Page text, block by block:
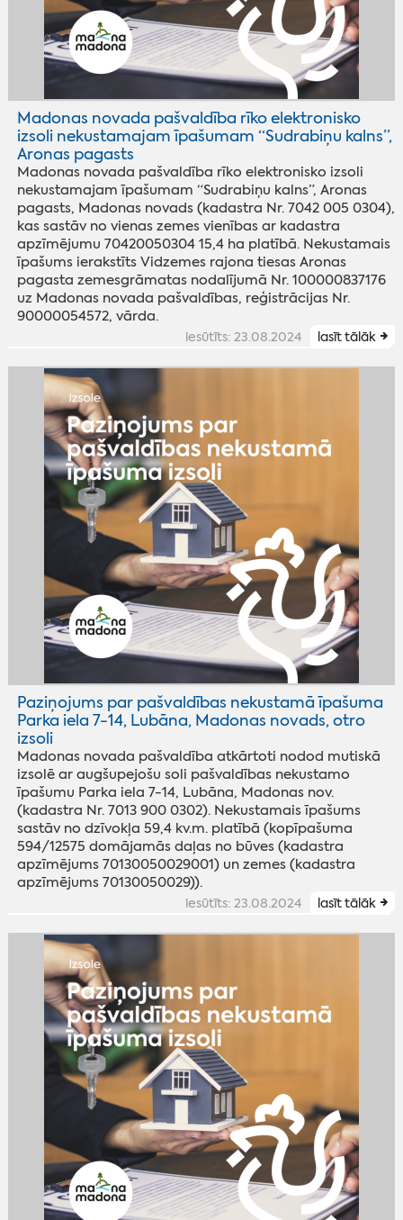
Madonas novada pašvaldība rīko elektronisko
izsoli nekustamajam īpašumam “Sudrabiņu kalns”,
Aronas pagasts
Madonas novada pašvaldība rīko elektronisko izsoli
nekustamajam īpašumam “Sudrabiņu kalns”, Aronas
pagasts, Madonas novads (kadastra Nr. 7042 005 0304),
kas sastāv no vienas zemes vienības ar kadastra
apzīmējumu 70420050304 15,4 ha platībā. Nekustamais
īpašums ierakstīts Vidzemes rajona tiesas Aronas
pagasta zemesgrāmatas nodalījumā Nr. 100000837176
uz Madonas novada pašvaldības, reģistrācijas Nr.
90000054572, vārda.
iesūtīts: 23.08.2024 lasīt tālāk
Paziņojums par pašvaldības nekustamā īpašuma
Parka iela 7-14, Lubāna, Madonas novads, otro
izsoli
Madonas novada pašvaldība atkārtoti nodod mutiskā
izsolē ar augšupejošu soli pašvaldības nekustamo
īpašumu Parka iela 7-14, Lubāna, Madonas nov.
(kadastra Nr. 7013 900 0302). Nekustamais īpašums
sastāv no dzīvokļa 59,4 kv.m. platībā (kopīpašuma
594/12575 domājamās daļas no būves (kadastra
apzīmējums 70130050029001) un zemes (kadastra
apzīmējums 70130050029)).
iesūtīts: 23.08.2024 lasīt tālāk